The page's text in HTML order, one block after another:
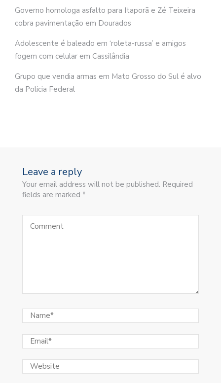
Governo homologa asfalto para Itaporã e Zé Teixeira
cobra pavimentação em Dourados
Adolescente é baleado em ‘roleta-russa’ e amigos
fogem com celular em Cassilândia
Grupo que vendia armas em Mato Grosso do Sul é alvo
da Polícia Federal
Leave a reply
Your email address will not be published. Required
fields are marked *